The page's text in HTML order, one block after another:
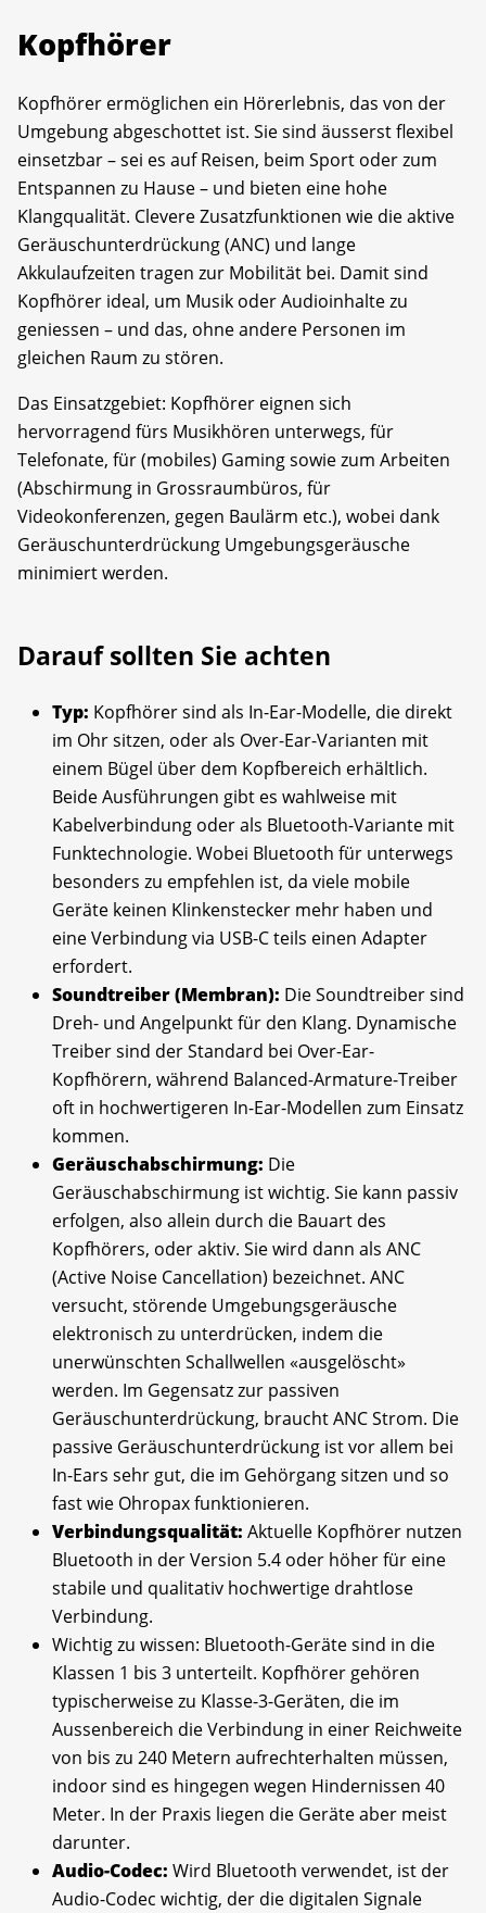
Kopfhörer
Kopfhörer ermöglichen ein Hörerlebnis, das von der
Umgebung abgeschottet ist. Sie sind äusserst flexibel
einsetzbar – sei es auf Reisen, beim Sport oder zum
Entspannen zu Hause – und bieten eine hohe
Klangqualität. Clevere Zusatzfunktionen wie die aktive
Geräusch­unterdrückung (ANC) und lange
Akkulaufzeiten tragen zur Mobilität bei. Damit sind
Kopfhörer ideal, um Musik oder Audioinhalte zu
geniessen – und das, ohne andere Personen im
gleichen Raum zu stören.
Das Einsatzgebiet: Kopfhörer eignen sich
hervorragend fürs Musikhören unterwegs, für
Telefonate, für (mobiles) Gaming sowie zum Arbeiten
(Abschirmung in Grossraumbüros, für
Videokonferenzen, gegen Baulärm etc.), wobei dank
Geräuschunterdrückung Umgebungsgeräusche
minimiert werden.
Darauf sollten Sie achten
Typ: Kopfhörer sind als In-Ear-Modelle, die direkt
im Ohr sitzen, oder als Over-Ear-Varianten mit
einem Bügel über dem Kopfbereich erhältlich.
Beide Ausführungen gibt es wahlweise mit
Kabelverbindung oder als Blue­tooth-Variante mit
Funktechnologie. Wobei Bluetooth für unterwegs
besonders zu empfehlen ist, da viele mobile
Geräte keinen Klinkenstecker mehr haben und
eine Verbindung via USB-C teils einen Adapter
erfordert.
Soundtreiber (Membran): Die Soundtreiber sind
Dreh- und Angelpunkt für den Klang. Dynamische
Treiber sind der Standard bei Over-Ear-
Kopfhörern, während Balanced-Armature-Treiber
oft in hochwertigeren In-Ear-Modellen zum Einsatz
kommen.
Geräuschabschirmung: Die
Geräuschabschirmung ist wichtig. Sie kann passiv
erfolgen, also allein durch die Bauart des
Kopfhörers, oder aktiv. Sie wird dann als ANC
(Active Noise Cancellation) bezeichnet. ANC
versucht, störende Umgebungsgeräusche
elektronisch zu unterdrücken, indem die
unerwünschten Schallwellen «ausgelöscht»
werden. Im Gegensatz zur passiven
Geräuschunterdrückung, braucht ANC Strom. Die
passive Geräuschunterdrückung ist vor allem bei
In-Ears sehr gut, die im Gehörgang sitzen und so
fast wie Ohropax funktionieren.
Verbindungsqualität: Aktuelle Kopfhörer nutzen
Bluetooth in der Version 5.4 oder höher für eine
stabile und qualitativ hochwertige drahtlose
Verbindung.
Wichtig zu wissen: Bluetooth-Geräte sind in die
Klassen 1 bis 3 unterteilt. Kopfhörer gehören
typischerweise zu Klasse-3-Geräten, die im
Aussenbereich die Verbindung in einer Reichweite
von bis zu 240 Metern aufrechterhalten müssen,
indoor sind es hingegen wegen Hindernissen 40
Meter. In der Praxis liegen die Geräte aber meist
darunter.
Audio-Codec: Wird Bluetooth verwendet, ist der
Audio-Codec wichtig, der die digitalen Signale